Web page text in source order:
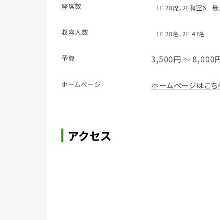
座席数 1F 28席、2F和室6 最
収容人数 1F 28名、2F 47名
予算 3,500円 ～ 8,000
ホームページ ホームページはこち
アクセス